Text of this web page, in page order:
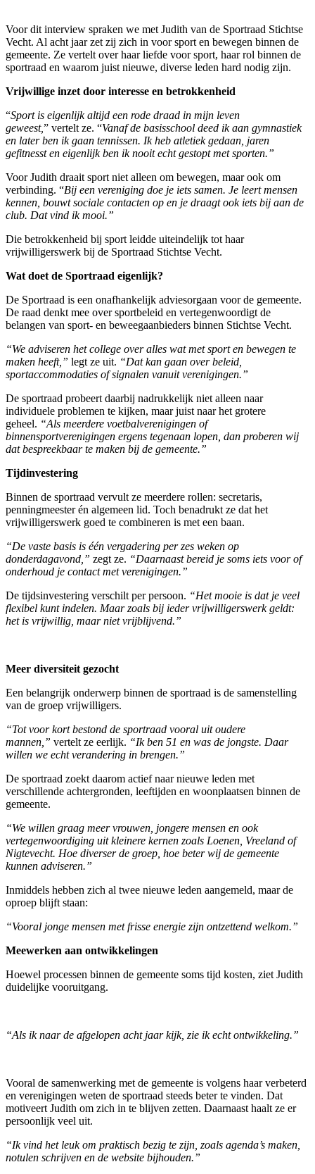
Voor dit interview spraken we met Judith van de Sportraad Stichtse
Vecht. Al acht jaar zet zij zich in voor sport en bewegen binnen de
gemeente. Ze vertelt over haar liefde voor sport, haar rol binnen de
sportraad en waarom juist nieuwe, diverse leden hard nodig zijn.
Vrijwillige inzet door interesse en betrokkenheid
“Sport is eigenlijk altijd een rode draad in mijn leven
geweest,” vertelt ze. “Vanaf de basisschool deed ik aan gymnastiek
en later ben ik gaan tennissen. Ik heb atletiek gedaan, jaren
gefitnesst en eigenlijk ben ik nooit echt gestopt met sporten.”
Voor Judith draait sport niet alleen om bewegen, maar ook om
verbinding. “Bij een vereniging doe je iets samen. Je leert mensen
kennen, bouwt sociale contacten op en je draagt ook iets bij aan de
club. Dat vind ik mooi.”
Die betrokkenheid bij sport leidde uiteindelijk tot haar
vrijwilligerswerk bij de Sportraad Stichtse Vecht.
Wat doet de Sportraad eigenlijk?
De Sportraad is een onafhankelijk adviesorgaan voor de gemeente.
De raad denkt mee over sportbeleid en vertegenwoordigt de
belangen van sport- en beweegaanbieders binnen Stichtse Vecht.
“We adviseren het college over alles wat met sport en bewegen te
maken heeft,” legt ze uit. “Dat kan gaan over beleid,
sportaccommodaties of signalen vanuit verenigingen.”
De sportraad probeert daarbij nadrukkelijk niet alleen naar
individuele problemen te kijken, maar juist naar het grotere
geheel. “Als meerdere voetbalverenigingen of
binnensportverenigingen ergens tegenaan lopen, dan proberen wij
dat bespreekbaar te maken bij de gemeente.”
Tijdinvestering
Binnen de sportraad vervult ze meerdere rollen: secretaris,
penningmeester én algemeen lid. Toch benadrukt ze dat het
vrijwilligerswerk goed te combineren is met een baan.
“De vaste basis is één vergadering per zes weken op
donderdagavond,” zegt ze. “Daarnaast bereid je soms iets voor of
onderhoud je contact met verenigingen.”
De tijdsinvestering verschilt per persoon. “Het mooie is dat je veel
flexibel kunt indelen. Maar zoals bij ieder vrijwilligerswerk geldt:
het is vrijwillig, maar niet vrijblijvend.”
Meer diversiteit gezocht
Een belangrijk onderwerp binnen de sportraad is de samenstelling
van de groep vrijwilligers.
“Tot voor kort bestond de sportraad vooral uit oudere
mannen,” vertelt ze eerlijk. “Ik ben 51 en was de jongste. Daar
willen we echt verandering in brengen.”
De sportraad zoekt daarom actief naar nieuwe leden met
verschillende achtergronden, leeftijden en woonplaatsen binnen de
gemeente.
“We willen graag meer vrouwen, jongere mensen en ook
vertegenwoordiging uit kleinere kernen zoals Loenen, Vreeland of
Nigtevecht. Hoe diverser de groep, hoe beter wij de gemeente
kunnen adviseren.”
Inmiddels hebben zich al twee nieuwe leden aangemeld, maar de
oproep blijft staan:
“Vooral jonge mensen met frisse energie zijn ontzettend welkom.”
Meewerken aan ontwikkelingen
Hoewel processen binnen de gemeente soms tijd kosten, ziet Judith
duidelijke vooruitgang.
“Als ik naar de afgelopen acht jaar kijk, zie ik echt ontwikkeling.”
Vooral de samenwerking met de gemeente is volgens haar verbeterd
en verenigingen weten de sportraad steeds beter te vinden. Dat
motiveert Judith om zich in te blijven zetten. Daarnaast haalt ze er
persoonlijk veel uit.
“Ik vind het leuk om praktisch bezig te zijn, zoals agenda’s maken,
notulen schrijven en de website bijhouden.”